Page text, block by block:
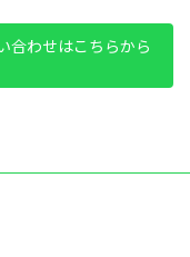
合わせはこちらから